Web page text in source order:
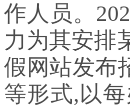
作人员。
力为其安排
假网站发布
等形式,以